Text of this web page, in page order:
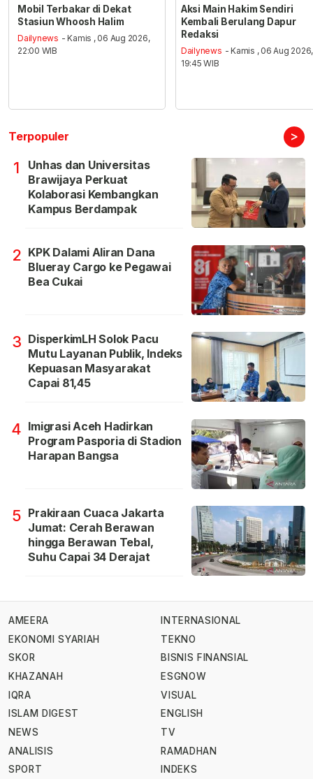
Mobil Terbakar di Dekat
Stasiun Whoosh Halim
Dailynews - Kamis , 06 Aug 2026,
22:00 WIB
Aksi Main Hakim Sendiri
Kembali Berulang Dapur
Redaksi
Dailynews - Kamis , 06 Aug 2026,
19:45 WIB
Terpopuler >
1
Unhas dan Universitas
Brawijaya Perkuat
Kolaborasi Kembangkan
Kampus Berdampak
2 KPK Dalami Aliran Dana
Blueray Cargo ke Pegawai
Bea Cukai
3 DisperkimLH Solok Pacu
Mutu Layanan Publik, Indeks
Kepuasan Masyarakat
Capai 81,45
4 Imigrasi Aceh Hadirkan
Program Pasporia di Stadion
Harapan Bangsa
5 Prakiraan Cuaca Jakarta
Jumat: Cerah Berawan
hingga Berawan Tebal,
Suhu Capai 34 Derajat
AMEERA
EKONOMI SYARIAH
SKOR
KHAZANAH
IQRA
ISLAM DIGEST
NEWS
ANALISIS
SPORT
INTERNASIONAL
TEKNO
BISNIS FINANSIAL
ESGNOW
VISUAL
ENGLISH
TV
RAMADHAN
INDEKS